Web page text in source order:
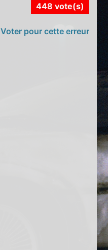
448 vote(s)
Voter pour cette erreur